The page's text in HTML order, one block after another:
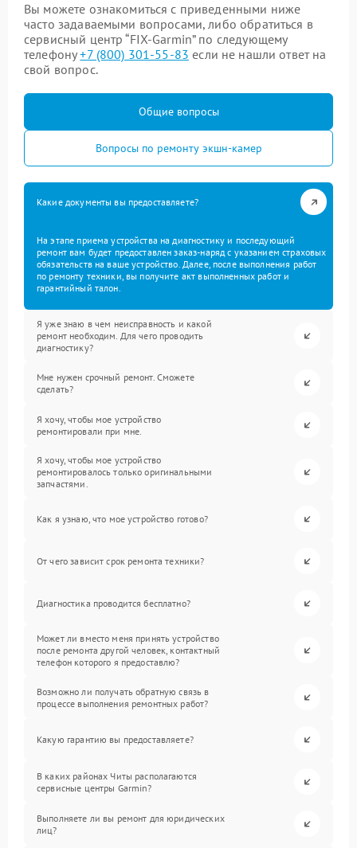
Вы можете ознакомиться с приведенными ниже
часто задаваемыми вопросами, либо обратиться в
сервисный центр “FIX-Garmin” по следующему
телефону+7 (800) 301-55-83 если не нашли ответ на
свой вопрос.
Общие вопросы
Вопросы по ремонту экшн-камер
Какие документы вы предоставляете?
На этапе приема устройства на диагностику и последующий
ремонт вам будет предоставлен заказ-наряд с указанием страховых
обязательств на ваше устройство. Далее, после выполнения работ
по ремонту техники, вы получите акт выполненных работ и
гарантийный талон.
Я уже знаю в чем неисправность и какой
ремонт необходим. Для чего проводить
диагностику?
Мне нужен срочный ремонт. Сможете
сделать?
Я хочу, чтобы мое устройство
ремонтировали при мне.
Я хочу, чтобы мое устройство
ремонтировалось только оригинальными
запчастями.
Как я узнаю, что мое устройство готово?
От чего зависит срок ремонта техники?
Диагностика проводится бесплатно?
Может ли вместо меня принять устройство
после ремонта другой человек, контактный
телефон которого я предоставлю?
Возможно ли получать обратную связь в
процессе выполнения ремонтных работ?
Какую гарантию вы предоставляете?
В каких районах Читы располагаются
сервисные центры Garmin?
Выполняете ли вы ремонт для юридических
лиц?